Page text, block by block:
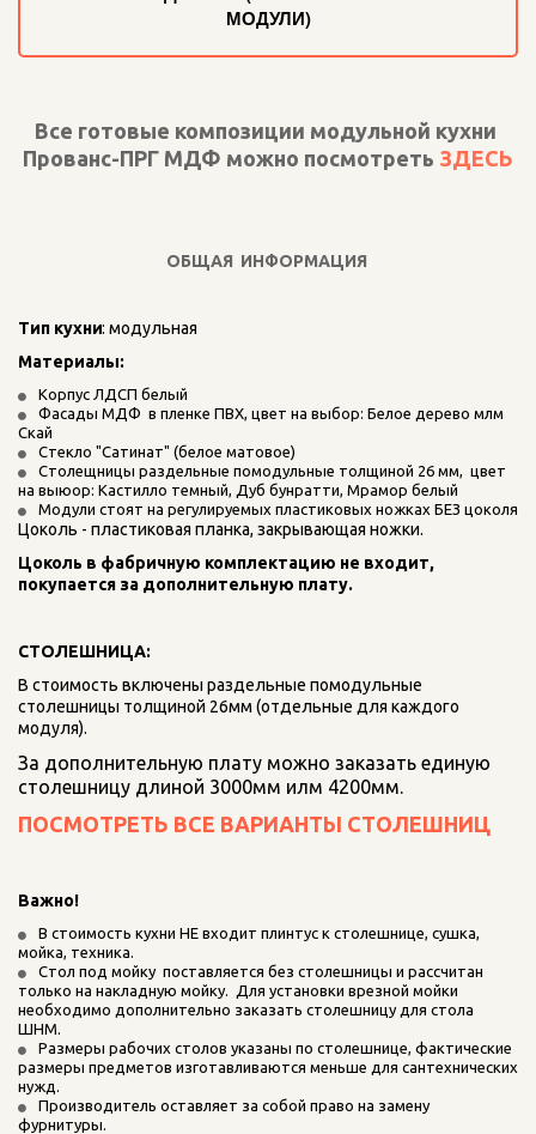
МОДУЛИ)
Все готовые композиции модульной кухни
Прованс-ПРГ МДФ можно посмотреть ЗДЕСЬ
ОБЩАЯ ИНФОРМАЦИЯ
Тип кухни: модульная
Материалы:
Корпус ЛДСП белый
Фасады МДФ  в пленке ПВХ, цвет на выбор: Белое дерево млм
Скай
Стекло "Сатинат" (белое матовое)
Столещницы раздельные помодульные толщиной 26 мм,  цвет
на выюор: Кастилло темный, Дуб бунратти, Мрамор белый
Модули стоят на регулируемых пластиковых ножках БЕЗ цоколя
Цоколь - пластиковая планка, закрывающая ножки.
Цоколь в фабричную комплектацию не входит,
покупается за дополнительную плату.
СТОЛЕШНИЦА:
В стоимость включены раздельные помодульные
столешницы толщиной 26мм (отдельные для каждого
модуля).
За дополнительную плату можно заказать единую
столешницу длиной 3000мм илм 4200мм.
ПОСМОТРЕТЬ ВСЕ ВАРИАНТЫ СТОЛЕШНИЦ
Важно!
В стоимость кухни НЕ входит плинтус к столешнице, сушка,
мойка, техника.
Стол под мойку  поставляется без столешницы и рассчитан
только на накладную мойку.  Для установки врезной мойки
необходимо дополнительно заказать столешницу для стола
ШНМ.
Размеры рабочих столов указаны по столешнице, фактические
размеры предметов изготавливаются меньше для сантехнических
нужд.
Производитель оставляет за собой право на замену
фурнитуры.